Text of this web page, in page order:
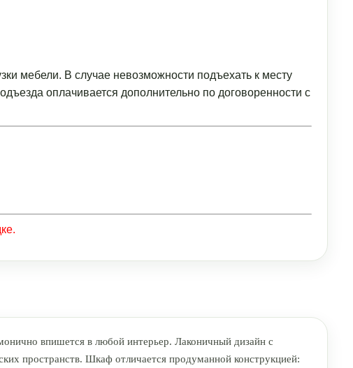
мебели. В случае невозможности подъехать к месту
оплачивается дополнительно по договоренности с
впишется в любой интерьер. Лаконичный дизайн с
пространств. Шкаф отличается продуманной конструкцией: